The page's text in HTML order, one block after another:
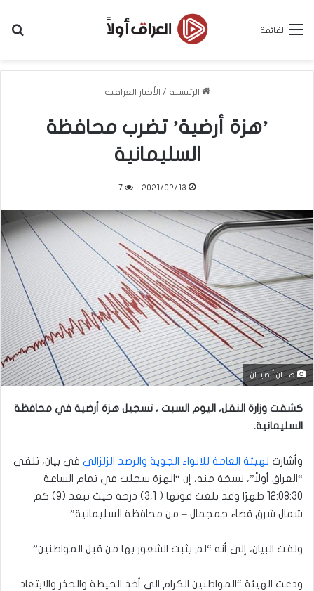
القائمة
الرئيسية / الأخبار العراقية
’هزة أرضية’ تضرب محافظة
السليمانية
2021/02/13
7
هزتان أرضيتان
كشفت وزارة النقل، اليوم السبت ، تسجيل هزة أرضية في محافظة
السليمانية.
وأشارت لهيئة العامة للانواء الجوية والرصد الزلزالي في بيان، تلقى
“العراق أولاً”، نسخة منه، إن “الهزة سجلت في تمام الساعة
12:08:30 ظهرًا وقد بلغت قوتها ( 3،1) درجة حيث تبعد (9) كم
شمال شرق قضاء جمجمال – من محافظة السليمانية”.
ولفت البيان، إلى أنه “لم يثبت الشعور بها من قبل المواطنين”.
ودعت الهيئة “المواطنين الكرام الى أخذ الحيطة والحذر والابتعاد